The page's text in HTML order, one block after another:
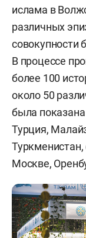
ислама в
различных
совокупности
В процессе
более 100
около 50
была показана
Турция,
Москве,